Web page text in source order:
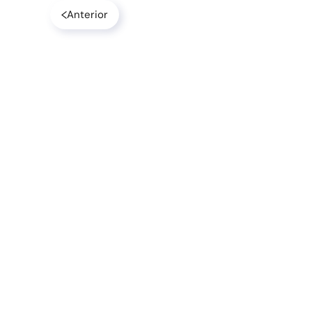
Anterior